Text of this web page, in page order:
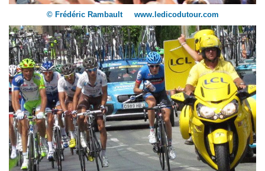
© Frédéric Rambault www.ledicodutour.com